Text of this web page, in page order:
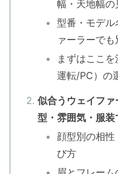
幅・天地幅の
型番・モデル
ァーラーでも
まずはここ
運転/PC）の
似合うウェイフ
型・雰囲気・服装
顔型別の相
び方